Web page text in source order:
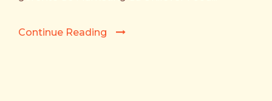
Continue Reading